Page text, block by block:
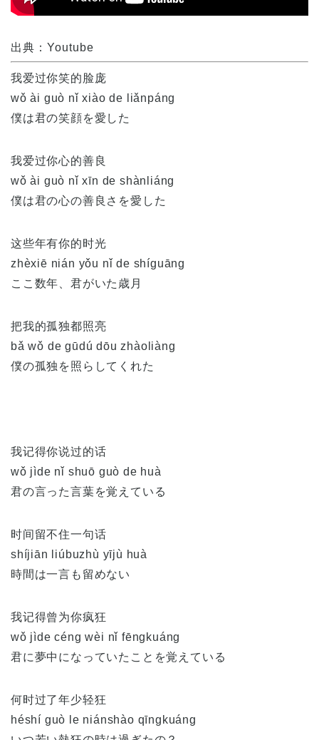
出典：Youtube
我爱过你笑的脸庞
wǒ ài guò nǐ xiào de liǎnpáng
僕は君の笑顔を愛した
我爱过你心的善良
wǒ ài guò nǐ xīn de shànliáng
僕は君の心の善良さを愛した
这些年有你的时光
zhèxiē nián yǒu nǐ de shíguāng
ここ数年、君がいた歳月
把我的孤独都照亮
bǎ wǒ de gūdú dōu zhàoliàng
僕の孤独を照らしてくれた
我记得你说过的话
wǒ jìde nǐ shuō guò de huà
君の言った言葉を覚えている
时间留不住一句话
shíjiān liúbuzhù yījù huà
時間は一言も留めない
我记得曾为你疯狂
wǒ jìde céng wèi nǐ fēngkuáng
君に夢中になっていたことを覚えている
何时过了年少轻狂
héshí guò le niánshào qīngkuáng